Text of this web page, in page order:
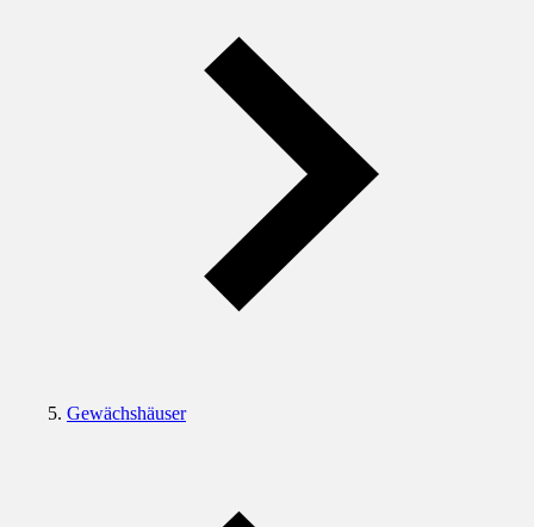
Gewächshäuser